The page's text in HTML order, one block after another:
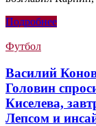
Подробнее
Футбол
Василий
Головин
Киселева,
Лепсом и